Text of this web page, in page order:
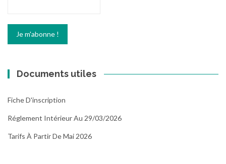
Documents utiles
Fiche D'inscription
Réglement Intérieur Au 29/03/2026
Tarifs À Partir De Mai 2026